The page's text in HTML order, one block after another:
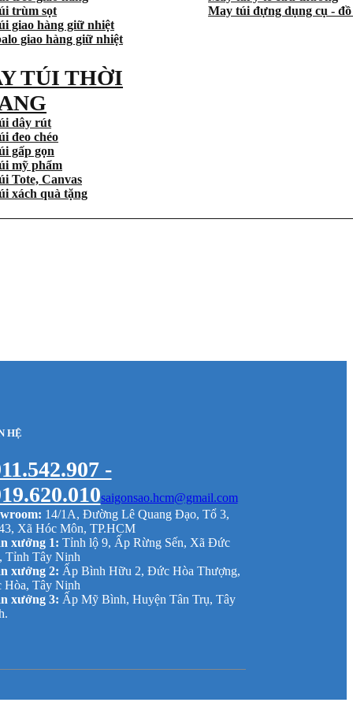
trùm sọt
giao hàng giữ nhiệt
giao hàng giữ nhiệt
May túi đựng dụng cụ - đồ
TÚI THỜI
dây rút
đeo chéo
gấp gọn
mỹ phẩm
Tote, Canvas
xách quà tặng
HỆ
-
saigonsao.hcm@gmail.com
14/1A, Đường Lê Quang Đạo, Tổ 3,
Xã Hóc Môn, TP.HCM
xưởng 1: Tỉnh lộ 9, Ấp Rừng Sến, Xã Đức
Tỉnh Tây Ninh
xưởng 2: Ấp Bình Hữu 2, Đức Hòa Thượng,
Tây Ninh
xưởng 3: Ấp Mỹ Bình, Huyện Tân Trụ, Tây